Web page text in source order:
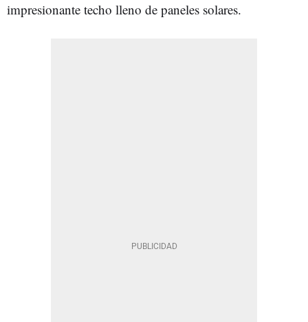
impresionante techo lleno de paneles solares.